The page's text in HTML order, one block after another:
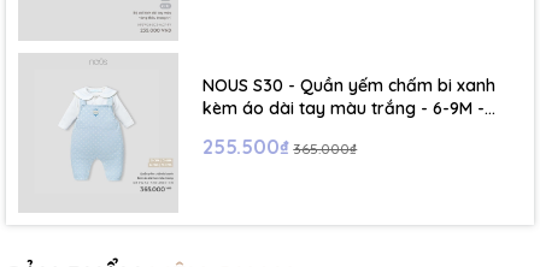
NOUS S30 - Quần yếm chấm bi xanh
kèm áo dài tay màu trắng - 6-9M -
255.500₫ 365.000₫